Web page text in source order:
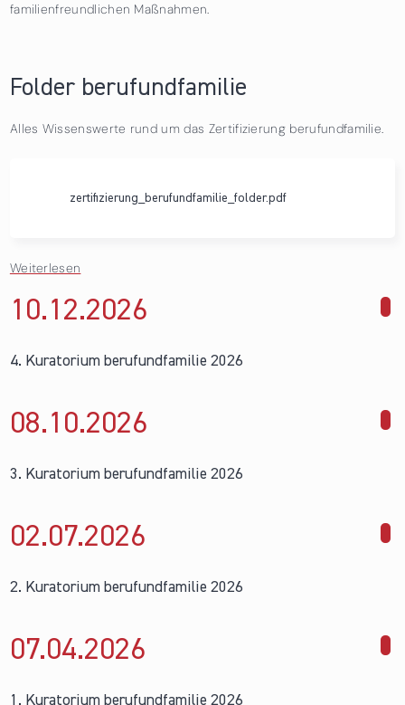
familienfreundlichen Maßnahmen.
Folder berufundfamilie
Alles Wissenswerte rund um das Zertifizierung berufundfamilie.
zertifizierung_berufundfamilie_folder.pdf
Weiterlesen
10.12.2026
4. Kuratorium berufundfamilie 2026
08.10.2026
3. Kuratorium berufundfamilie 2026
02.07.2026
2. Kuratorium berufundfamilie 2026
07.04.2026
1. Kuratorium berufundfamilie 2026